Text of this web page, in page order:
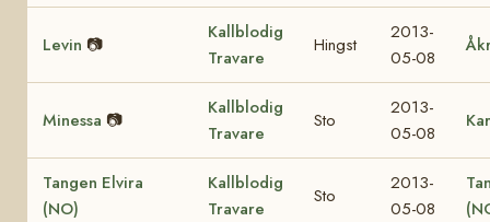
Levin 📷
Kallblodig
Travare
Hingst
2013-
05-08
Minessa 📷
Kallblodig
Travare
Sto
2013-
05-08
Tangen Elvira
(NO)
Kallblodig
Travare
Sto
2013-
05-08